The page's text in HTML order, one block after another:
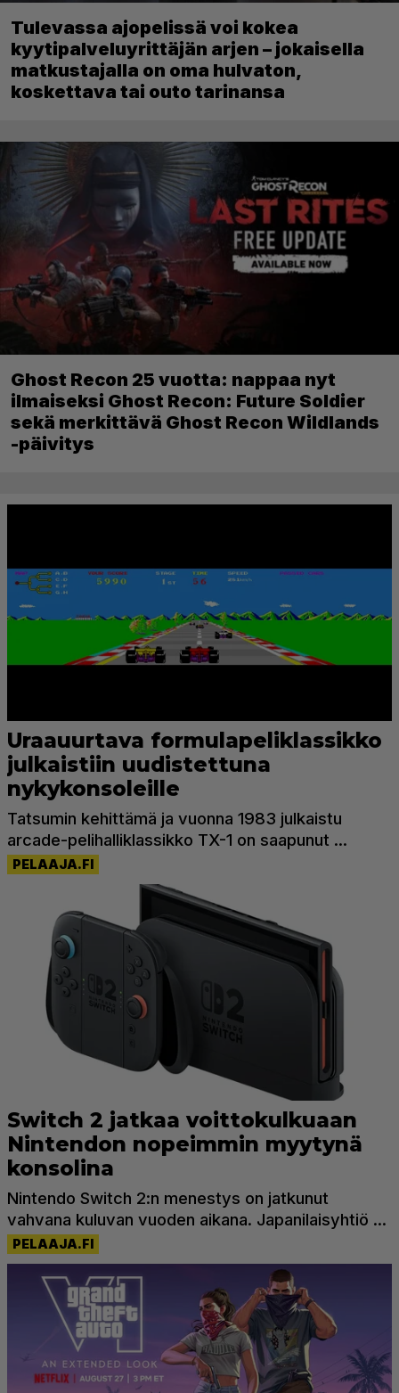
Tulevassa ajopelissä voi kokea
kyytipalveluyrittäjän arjen – jokaisella
matkustajalla on oma hulvaton,
koskettava tai outo tarinansa
Ghost Recon 25 vuotta: nappaa nyt
ilmaiseksi Ghost Recon: Future Soldier
sekä merkittävä Ghost Recon Wildlands
-päivitys